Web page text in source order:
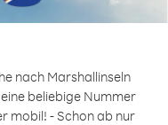
nach Marshallinseln
eine beliebige Nummer
mobil! - Schon ab nur